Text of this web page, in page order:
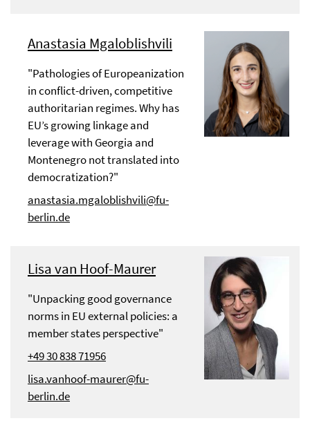
Anastasia Mgaloblishvili
"Pathologies of Europeanization
in conflict-driven, competitive
authoritarian regimes. Why has
EU’s growing linkage and
leverage with Georgia and
Montenegro not translated into
democratization?"
anastasia.mgaloblishvili@fu-
berlin.de
Lisa van Hoof-Maurer
"Unpacking good governance
norms in EU external policies: a
member states perspective"
+49 30 838 71956
lisa.vanhoof-maurer@fu-
berlin.de